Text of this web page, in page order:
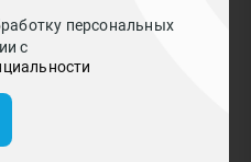
персональных
с